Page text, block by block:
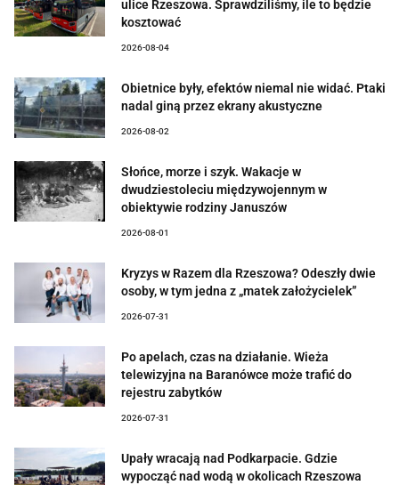
ulice Rzeszowa. Sprawdziliśmy, ile to będzie
kosztować
2026-08-04
Obietnice były, efektów niemal nie widać. Ptaki
nadal giną przez ekrany akustyczne
2026-08-02
Słońce, morze i szyk. Wakacje w
dwudziestoleciu międzywojennym w
obiektywie rodziny Januszów
2026-08-01
Kryzys w Razem dla Rzeszowa? Odeszły dwie
osoby, w tym jedna z „matek założycielek”
2026-07-31
Po apelach, czas na działanie. Wieża
telewizyjna na Baranówce może trafić do
rejestru zabytków
2026-07-31
Upały wracają nad Podkarpacie. Gdzie
wypocząć nad wodą w okolicach Rzeszowa